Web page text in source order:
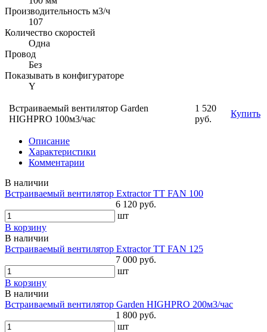
Производительность м3/ч
107
Количество скоростей
Одна
Провод
Без
Показывать в конфигураторе
Y
Встраиваемый вентилятор Garden
HIGHPRO 100м3/час
1 520
руб.
Купить
Описание
Характеристики
Комментарии
В наличии
Встраиваемый вентилятор Extractor TT FAN 100
6 120 руб.
шт
В корзину
В наличии
Встраиваемый вентилятор Extractor TT FAN 125
7 000 руб.
шт
В корзину
В наличии
Встраиваемый вентилятор Garden HIGHPRO 200м3/час
1 800 руб.
шт